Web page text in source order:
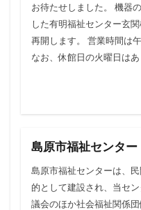
お待たせしました。 機器
した有明福祉センター玄
再開します。 営業時間は
なお、休館日の火曜日は
島原市福祉センター
島原市福祉センターは、
的として建設され、当セ
議会のほか社会福祉関係